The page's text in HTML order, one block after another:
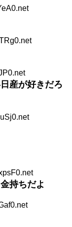
産が好きだろ
持ちだよ